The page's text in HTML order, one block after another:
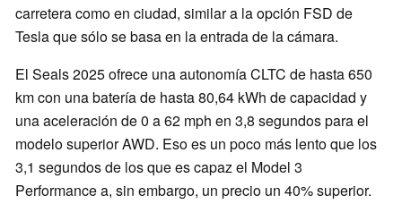
carretera como en ciudad, similar a la opción FSD de
Tesla que sólo se basa en la entrada de la cámara.
El Seals 2025 ofrece una autonomía CLTC de hasta 650
km con una batería de hasta 80,64 kWh de capacidad y
una aceleración de 0 a 62 mph en 3,8 segundos para el
modelo superior AWD. Eso es un poco más lento que los
3,1 segundos de los que es capaz el Model 3
Performance a, sin embargo, un precio un 40% superior.